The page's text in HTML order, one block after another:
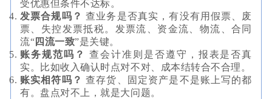
受优惠但条件不达标。
发票合规吗？ 查业务是否真实，有没有用假票、废
票、失控发票抵税。发票流、资金流、物流、合同
流“四流一致”是关键。
账务规范吗？
查会计准则是否遵守，报表是否真
实。比如收入确认时点对不对、成本结转合不合理。
账实相符吗？ 查存货、固定资产是不是账上写的都
有。盘点对不上，就是大问题。